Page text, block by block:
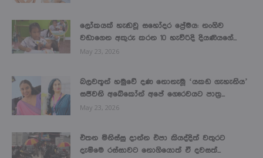
ලෝකයක් හැඬවූ සහෝදර ප්‍රේමය: නංගිව
වඩාගෙන අකුරු කරන 10 හැවිරිදි දියණියගේ...
May 23, 2026
බලවතූන් හමුවේ දණ නොනැමූ ‘යකඩ ගැහැනිය’
සජීවනි අබේකෝන් අපේ ගෞරවයට පාත්‍ර...
May 23, 2026
එතන මිනිස්සු දාන්න එපා කියද්දිත් වතුරට
දැම්මෙ රස්සාවට නොගියොත් ඒ දවසත්...